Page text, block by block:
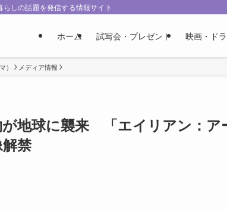
しの話題を発信する情報サイト
ホーム 試写会・プレゼント 映画・ド
） メディア情報
地球に襲来 「エイリアン：ア
禁